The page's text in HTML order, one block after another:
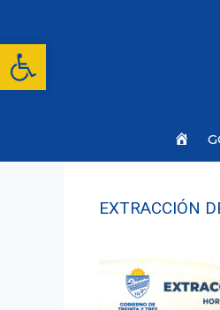
Abrir barra de
contenido
EXTRACCIÓN